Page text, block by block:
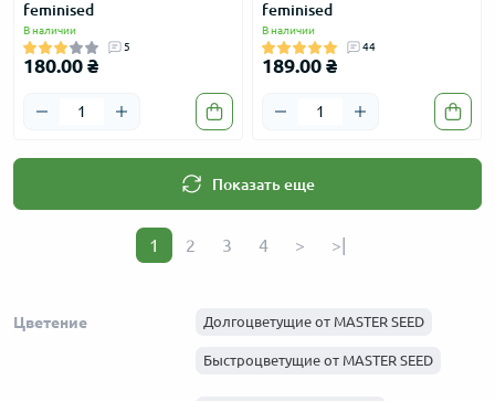
feminised
В наличии
5
180.00 ₴
feminised
В наличии
44
189.00 ₴
Показать еще
1 2 3 4 > >|
Цветение Долгоцветущие от MASTER SEED
Быстроцветущие от MASTER SEED